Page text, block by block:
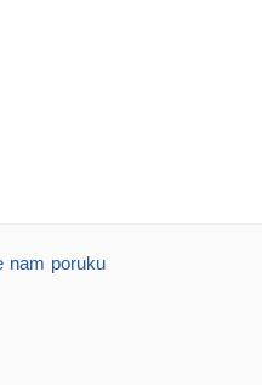
nam poruku